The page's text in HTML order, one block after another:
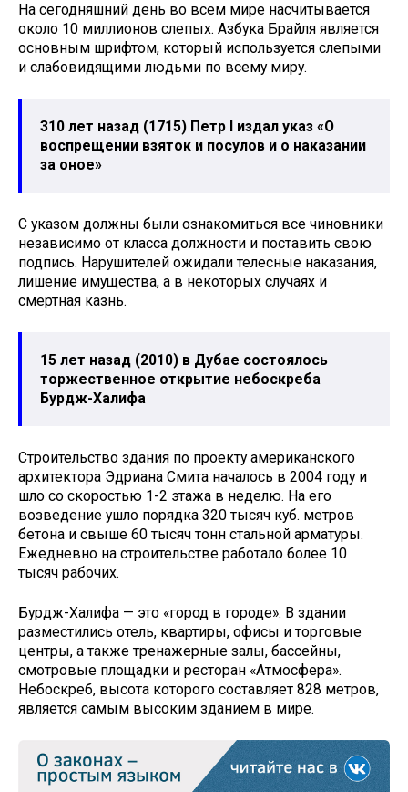
На сегодняшний день во всем мире насчитывается
около 10 миллионов слепых. Азбука Брайля является
основным шрифтом, который используется слепыми
и слабовидящими людьми по всему миру.
310 лет назад (1715) Петр I издал указ «О
воспрещении взяток и посулов и о наказании
за оное»
С указом должны были ознакомиться все чиновники
независимо от класса должности и поставить свою
подпись. Нарушителей ожидали телесные наказания,
лишение имущества, а в некоторых случаях и
смертная казнь.
15 лет назад (2010) в Дубае состоялось
торжественное открытие небоскреба
Бурдж-Халифа
Строительство здания по проекту американского
архитектора Эдриана Смита началось в 2004 году и
шло со скоростью 1-2 этажа в неделю. На его
возведение ушло порядка 320 тысяч куб. метров
бетона и свыше 60 тысяч тонн стальной арматуры.
Ежедневно на строительстве работало более 10
тысяч рабочих.
Бурдж-Халифа — это «город в городе». В здании
разместились отель, квартиры, офисы и торговые
центры, а также тренажерные залы, бассейны,
смотровые площадки и ресторан «Атмосфера».
Небоскреб, высота которого составляет 828 метров,
является самым высоким зданием в мире.